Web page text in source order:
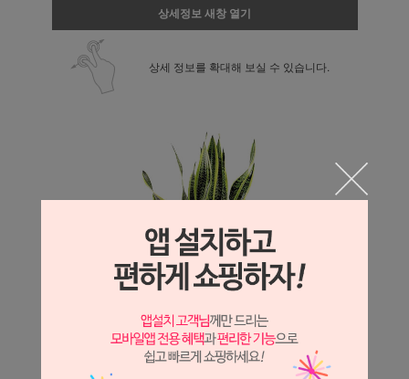
상세정보 새창 열기
상세 정보를 확대해 보실 수 있습니다.